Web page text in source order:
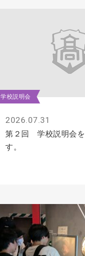
学校説明会
2026.07.31
第２回 学校説明会を
す。